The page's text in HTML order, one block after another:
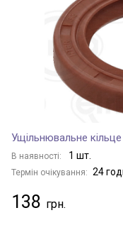
Ущільнювальне кільце
В наявності: 1 шт.
Термін очікування: 24
138